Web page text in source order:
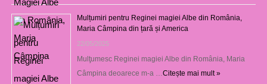
Mulțumiri pentru Reginei magiei Albe din România,
Maria Câmpina din țară și America
22/05/2025
Mulţumesc Reginei magiei Albe din România, Maria
Câmpina deoarece m-a … Citește mai mult »